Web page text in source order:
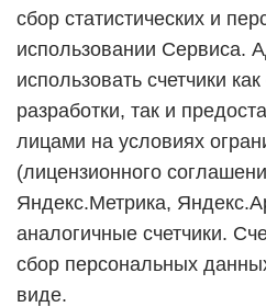
сбор статистических и
использовании Сервиса.
использовать счетчики
разработки, так и
лицами на условиях
(лицензионного
Яндекс.Метрика,
аналогичные счетчики.
сбор персональных
виде.